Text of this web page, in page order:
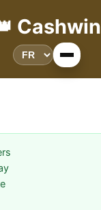
Cashwin